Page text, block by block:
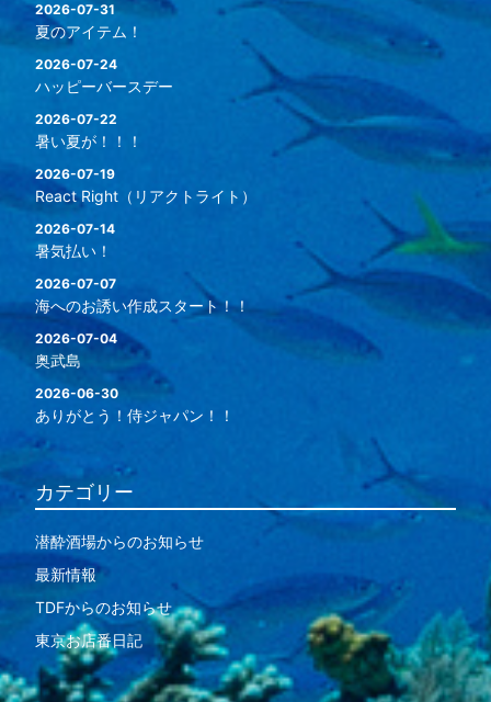
2026-07-31
夏のアイテム！
2026-07-24
ハッピーバースデー
2026-07-22
暑い夏が！！！
2026-07-19
React Right（リアクトライト）
2026-07-14
暑気払い！
2026-07-07
海へのお誘い作成スタート！！
2026-07-04
奥武島
2026-06-30
ありがとう！侍ジャパン！！
カテゴリー
潜酔酒場からのお知らせ
最新情報
TDFからのお知らせ
東京お店番日記